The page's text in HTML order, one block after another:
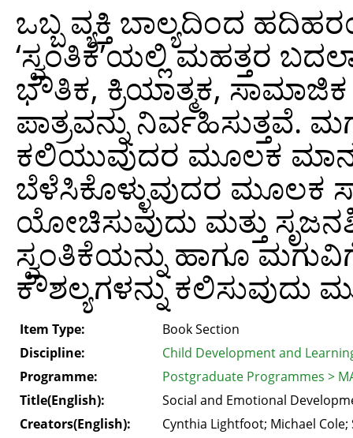
ಒಬ್ಬ ವ್ಯಕ್ತಿ ಬಾಲ್ಯದಿಂದ
‘ಸ್ವಂತಿಕೆ’ಯಲ್ಲಿ ಮಹತ್ತರ
ಭೌತಿಕ, ಕ್ರಿಯಾತ್ಮಕ,
ಪಾತ್ರವನ್ನು ನಿರ್ವಹಿಸುತ್ತವೆ.
ಕಲಿಯುವುದರ ಮೂಲಕ
ಬೆಳೆಸಿಕೊಳ್ಳುವುದರ ಮೂಲಕ
ಯೋಚಿಸುವುದು ಮತ್ತು
ಸ್ವಂತಿಕೆಯನ್ನು ಹಾಗೂ
ಕೌಶಲ್ಯಗಳನ್ನು
Item Type:
Book Section
Discipline:
Child Development and
Programme:
Postgraduate Programmes >
Title(English):
Social and Emotional
Creators(English):
Cynthia Lightfoot; Michael Cole;